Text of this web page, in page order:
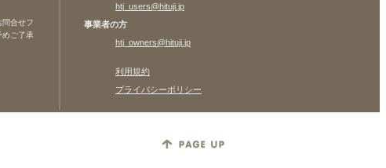
合せフ
ご了承
htj_users@hituji.jp
事業者の方
htj_owners@hituji.jp
利用規約
プライバシーポリシー